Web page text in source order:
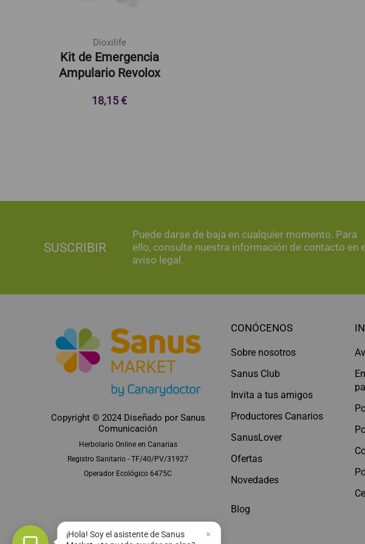
Dioxilife
Kit de Emergencia
Ampulario Revolox
18,15 €
SUSCRIBIR
Puede darse de baja en cualquier momento. Para
ello, consulte nuestra información de contacto en
aviso legal.
Copyright © 2024 Diseñado por Sanus
Comunicación
Herbolario Online en Canarias
Registro Sanitario - TF/40/PV/31927
Operador Ecológico 6475C
CONÓCENOS
Sobre nosotros
Sanus Club
Invita a tus amigos
Productores Canarios
SanusLover
Ofertas
Novedades
Blog
¡Hola! Soy el asistente de Sanus